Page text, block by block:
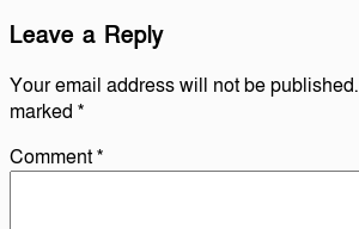
Leave a Reply
Your email address will not be published.
marked *
Comment*